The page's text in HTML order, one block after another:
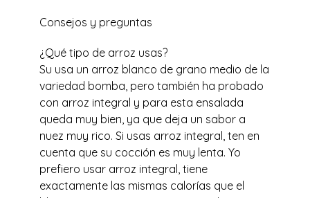
Consejos y preguntas
¿Qué tipo de arroz usas?
Su usa un arroz blanco de grano medio de la
variedad bomba, pero también ha probado
con arroz integral y para esta ensalada
queda muy bien, ya que deja un sabor a
nuez muy rico. Si usas arroz integral, ten en
cuenta que su cocción es muy lenta. Yo
prefiero usar arroz integral, tiene
exactamente las mismas calorías que el